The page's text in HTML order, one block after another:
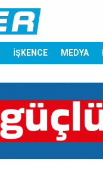
İŞKENCE MEDYA